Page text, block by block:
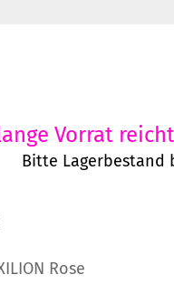
Vorrat reicht
Bitte Lagerbestand
Rose